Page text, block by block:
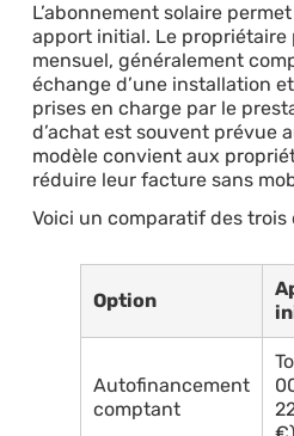
L’abonnement solaire
apport initial. Le
mensuel, généralement
échange d’une installation
prises en charge par le
d’achat est souvent prévue
modèle convient aux
réduire leur facture sans
Voici un comparatif des
Option
Autofinancement
comptant